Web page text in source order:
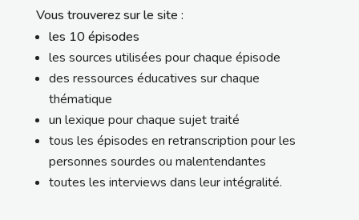
Vous trouverez sur le site :
les 10 épisodes
les sources utilisées pour chaque épisode
des ressources éducatives sur chaque
thématique
un lexique pour chaque sujet traité
tous les épisodes en retranscription pour les
personnes sourdes ou malentendantes
toutes les interviews dans leur intégralité.